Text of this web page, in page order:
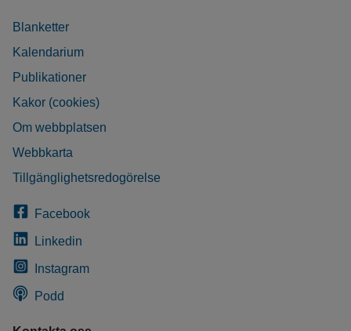
Blanketter
Kalendarium
Publikationer
Kakor (cookies)
Om webbplatsen
Webbkarta
Tillgänglighetsredogörelse
Facebook
Linkedin
Instagram
Podd